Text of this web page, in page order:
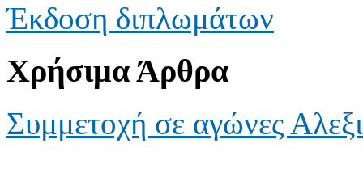
Έκδοση διπλωμάτων
Χρήσιμα Άρθρα
Συμμετοχή σε αγώνες